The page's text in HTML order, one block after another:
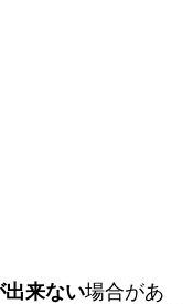
出来ない場合があ